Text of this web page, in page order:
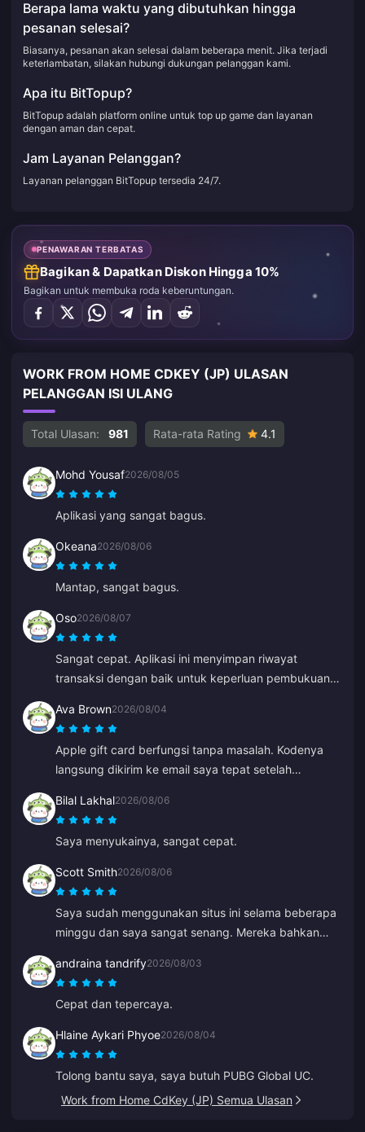
Berapa lama waktu yang dibutuhkan hingga
pesanan selesai?
Biasanya, pesanan akan selesai dalam beberapa menit. Jika terjadi
keterlambatan, silakan hubungi dukungan pelanggan kami.
Apa itu BitTopup?
BitTopup adalah platform online untuk top up game dan layanan
dengan aman dan cepat.
Jam Layanan Pelanggan?
Layanan pelanggan BitTopup tersedia 24/7.
PENAWARAN TERBATAS
Bagikan & Dapatkan Diskon Hingga 10%
Bagikan untuk membuka roda keberuntungan.
WORK FROM HOME CDKEY (JP) ULASAN
PELANGGAN ISI ULANG
Total Ulasan: 981 Rata-rata Rating 4.1
Mohd Yousaf2026/08/05
Aplikasi yang sangat bagus.
Okeana2026/08/06
Mantap, sangat bagus.
Oso2026/08/07
Sangat cepat. Aplikasi ini menyimpan riwayat
transaksi dengan baik untuk keperluan pembukuan
Ava Brown2026/08/04
Apple gift card berfungsi tanpa masalah. Kodenya
langsung dikirim ke email saya tepat setelah
Bilal Lakhal2026/08/06
Saya menyukainya, sangat cepat.
Scott Smith2026/08/06
Saya sudah menggunakan situs ini selama beberapa
minggu dan saya sangat senang. Mereka bahkan
pesanan saya, mudah dihubungi dan staf
dukungannya sangat ramah serta membantu.
andraina tandrify2026/08/03
Cepat dan tepercaya.
Hlaine Aykari Phyoe2026/08/04
Tolong bantu saya, saya butuh PUBG Global UC.
Work from Home CdKey (JP) Semua Ulasan